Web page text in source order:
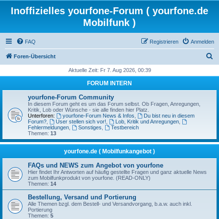
Inoffizielles yourfone-Forum ( yourfone.de
Mobilfunk )
FAQ Anmelden
Registrieren
Foren-Übersicht
h
Aktuelle Zeit: Fr 7. Aug 2026, 00:39
FORUM INTERN
yourfone-Forum Community
In diesem Forum geht es um das Forum selbst. Ob Fragen, Anregungen,
Kritik, Lob oder Wünsche - sie alle finden hier Platz.
Unterforen:
yourfone-Forum News & Infos
Du bist neu in diesem
Forum?
User stellen sich vor! Lob, Kritik und Anregungen,
Fehlermeldungen
Sonstiges
Testbereich
Themen: 13
yourfone.de ( Mobilfunkangebot )
FAQs und NEWS zum Angebot von yourfone
Hier findet Ihr Antworten auf häufig gestellte Fragen und ganz aktuelle News
zum Mobilfunkprodukt von yourfone. (READ-ONLY)
Themen: 14
Bestellung, Versand und Portierung
Alle Themen bzgl. dem Bestell- und Versandvorgang, b.a.w. auch inkl.
Portierung
Themen: 5